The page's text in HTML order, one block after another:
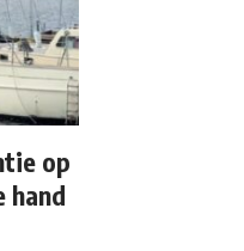
op
hand